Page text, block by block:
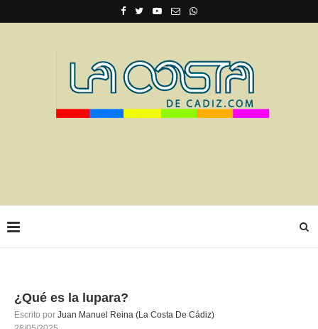
¿Qué es la lupara?
Escrito por Juan Manuel Reina (La Costa De Cádiz)